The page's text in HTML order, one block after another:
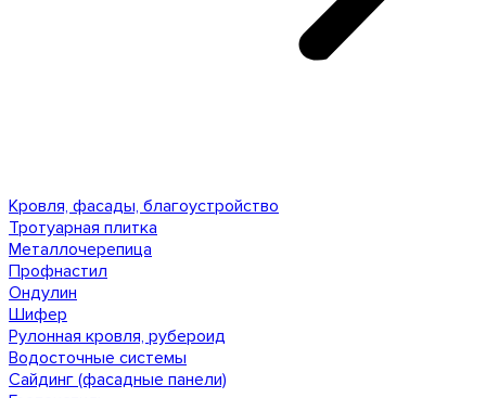
Кровля, фасады, благоустройство
Тротуарная плитка
Металлочерепица
Профнастил
Ондулин
Шифер
Рулонная кровля, рубероид
Водосточные системы
Сайдинг (фасадные панели)